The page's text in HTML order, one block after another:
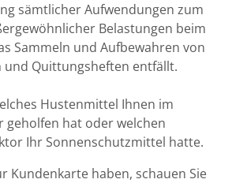
sämtlicher Aufwendungen zum
Belastungen beim
Sammeln und Aufbewahren von
und Quittungsheften entfällt.
Hustenmittel Ihnen im
geholfen hat oder welchen
Ihr Sonnenschutzmittel hatte.
Kundenkarte haben, schauen Sie